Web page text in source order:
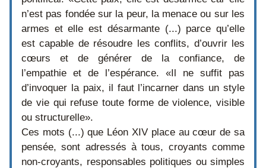
n’est pas fondée sur la peur, la menace ou sur les
armes et elle est désarmante (...) parce qu’elle
est capable de résoudre les conflits, d’ouvrir les
cœurs et de générer de la confiance, de
l’empathie et de l’espérance. «Il ne suffit pas
d’invoquer la paix, il faut l’incarner dans un style
de vie qui refuse toute forme de violence, visible
ou structurelle».
Ces mots (...) que Léon XIV place au cœur de sa
pensée, sont adressés à tous, croyants comme
non-croyants, responsables politiques ou simples